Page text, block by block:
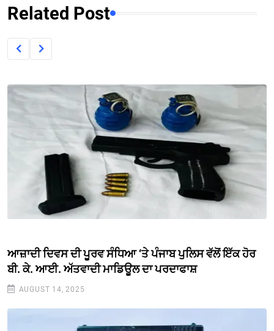
Related Post
ਆਜ਼ਾਦੀ ਦਿਵਸ ਦੀ ਪੂਰਵ ਸੰਧਿਆ ‘ਤੇ ਪੰਜਾਬ ਪੁਲਿਸ ਵੱਲੋਂ ਇੱਕ ਹੋਰ
ਬੀ. ਕੇ. ਆਈ. ਅੱਤਵਾਦੀ ਮਾਡਿਊਲ ਦਾ ਪਰਦਾਫਾਸ਼
AUGUST 14, 2025